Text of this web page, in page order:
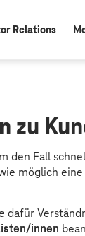
Relations
zu
den Fall
möglich
dafür
innen